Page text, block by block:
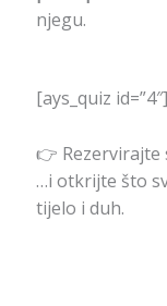
njegu.
[ays_quiz id=”4″]
👉 Rezervirajte
…i otkrijte što
tijelo i duh.